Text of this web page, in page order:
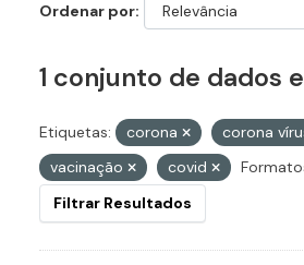
Ordenar por
1 conjunto de dados
Etiquetas: corona corona
vacinação
covid
Filtrar Resultados